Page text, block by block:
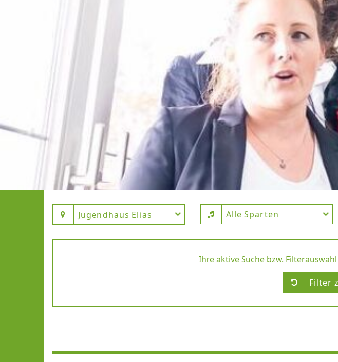
Jugendhaus Elias Alle Sparten
Ihre aktive Suche bzw.
Filter